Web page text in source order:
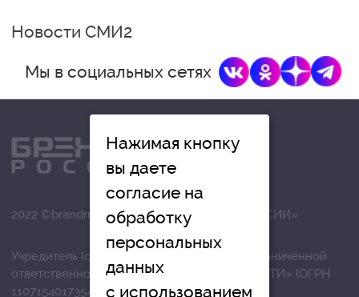
Новости СМИ2
Мы в социальных сетях
2022 ©brandrussia.online | СИ «БРЕНДЫ РОССИИ»
Учредитель (соучредители): Общество с ограниченной
ответственностью «РЕГИОНАЛЬНЫЕ НОВОСТИ» (ОГРН
1107154017354)
Нажимая кнопку
вы даете
согласие на
обработку
персональных
данных
с использованием